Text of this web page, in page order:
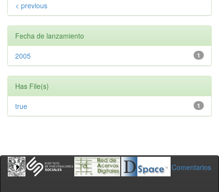
< previous
Fecha de lanzamiento
1
2005
Has File(s)
1
true
Comentarios